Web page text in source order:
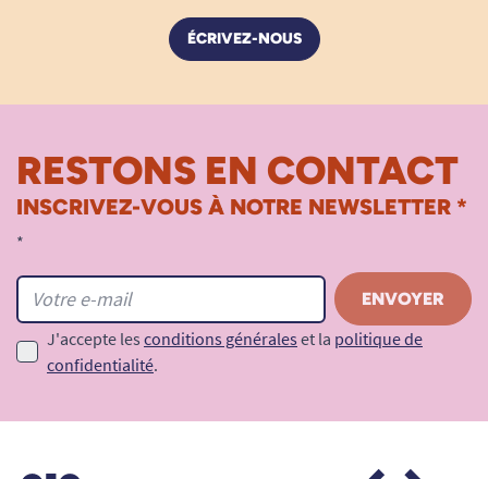
ÉCRIVEZ-NOUS
RESTONS EN CONTACT
INSCRIVEZ-VOUS À NOTRE NEWSLETTER *
*
J'accepte les conditions générales et la politique de
confidentialité.